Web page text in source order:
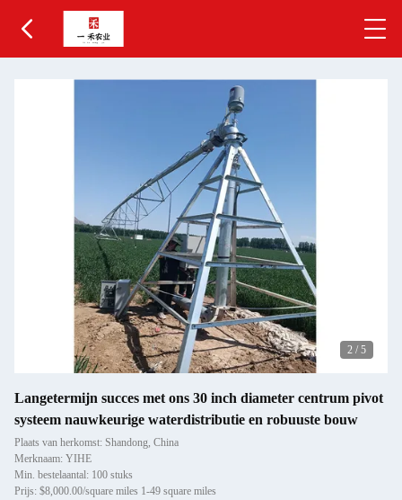
3 / 5
Langetermijn succes met ons 30 inch diameter centrum pivot
systeem nauwkeurige waterdistributie en robuuste bouw
Plaats van herkomst: Shandong, China
Merknaam: YIHE
Min. bestelaantal: 100 stuks
Prijs: $8,000.00/square miles 1-49 square miles